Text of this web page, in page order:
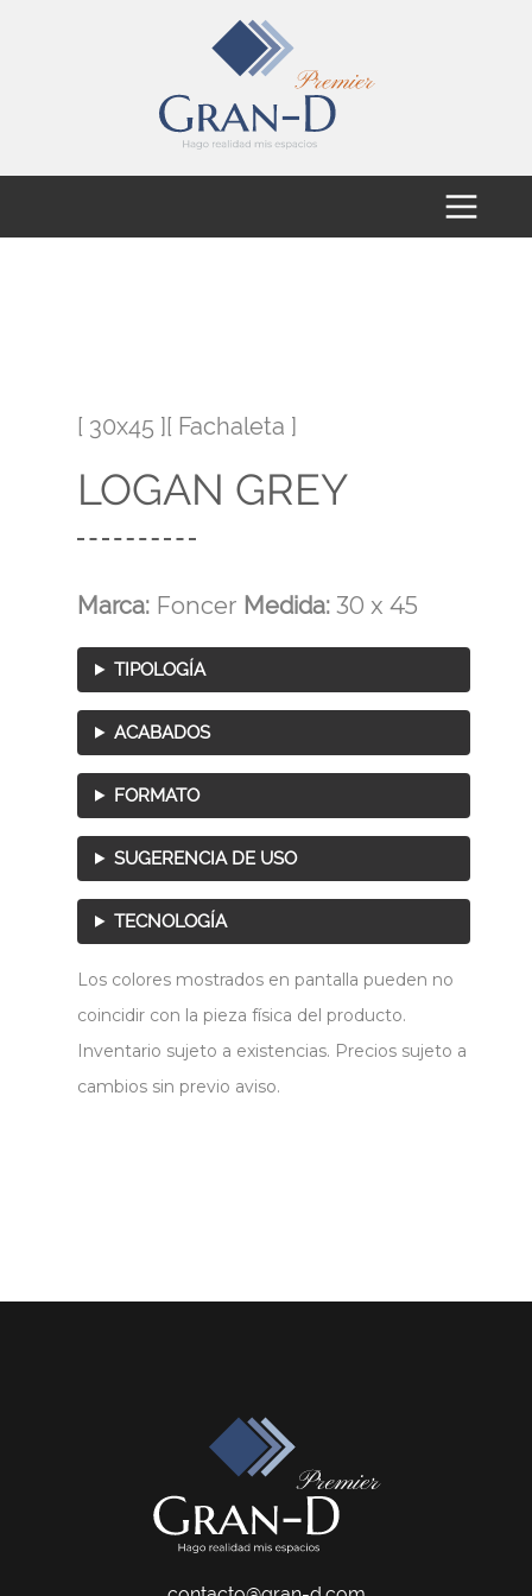
[ 30x45 ][ Fachaleta ]
LOGAN GREY
Marca: Foncer Medida: 30 x 45
TIPOLOGÍA
ACABADOS
FORMATO
SUGERENCIA DE USO
TECNOLOGÍA
Los colores mostrados en pantalla pueden no
coincidir con la pieza física del producto.
Inventario sujeto a existencias. Precios sujeto a
cambios sin previo aviso.